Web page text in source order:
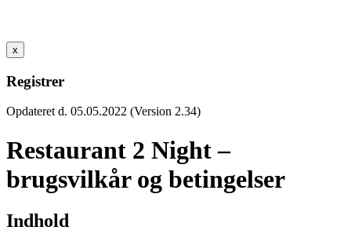
x
Registrer
Opdateret d. 05.05.2022 (Version 2.34)
Restaurant 2 Night –
brugsvilkår og betingelser
Indhold